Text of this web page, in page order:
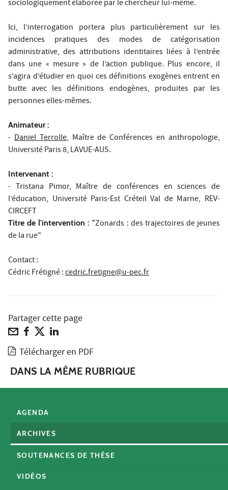
sociologiquement élaborée par le chercheur lui-même.
Ici, l’interrogation portera plus particulièrement sur les
incidences pratiques des modes de catégorisation
administrative, des attributions identitaires liées à l’entrée
dans une « mesure » de l’action publique. Plus encore, il
s’agira d’étudier en quoi ces définitions exogènes entrent en
butte avec les définitions endogènes, produites par les
personnes elles-mêmes.
Animateur :
-Daniel Terrolle, Maître de Conférences en anthropologie,
Université Paris 8, LAVUE-AUS.
Intervenant :
- Tristana Pimor, Maître de conférences en sciences de
l’éducation, Université Paris-Est Créteil Val de Marne, REV-
CIRCEFT
Titre de l'intervention : "Zonards : des trajectoires de jeunes
de la rue"
Contact :
Cédric Frétigné:cedric.fretigne@u-pec.fr
Partager cette page
Télécharger en PDF
DANS LA MÊME RUBRIQUE
AGENDA
ARCHIVES
SOUTENANCES DE THÈSE
VIDÉOS